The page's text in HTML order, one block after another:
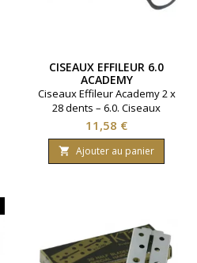
CISEAUX EFFILEUR 6.0
ACADEMY
Ciseaux Effileur Academy 2 x
28 dents – 6.0. Ciseaux
coiffure pro pour désépaissir
et structurer la chevelure
avec précision. Équipés de
deux lames dentées, ils
Prix
11,58 €
 Ajouter au panier